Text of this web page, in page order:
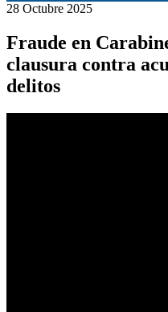
28 Octubre 2025
Fraude en
clausura contra
delitos